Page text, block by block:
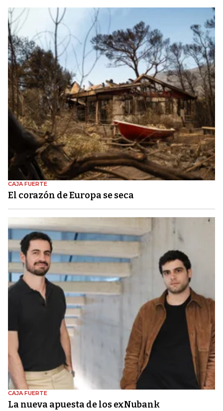
CAJA FUERTE
El corazón de Europa se seca
CAJA FUERTE
La nueva apuesta de los exNubank